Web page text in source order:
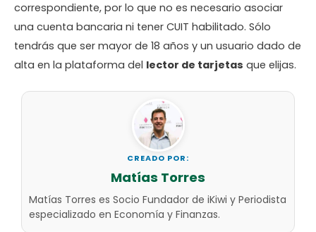
correspondiente, por lo que no es necesario asociar
una cuenta bancaria ni tener CUIT habilitado. Sólo
tendrás que ser mayor de 18 años y un usuario dado de
alta en la plataforma del lector de tarjetas que elijas.
CREADO POR:
Matías Torres
Matías Torres es Socio Fundador de iKiwi y Periodista
especializado en Economía y Finanzas.